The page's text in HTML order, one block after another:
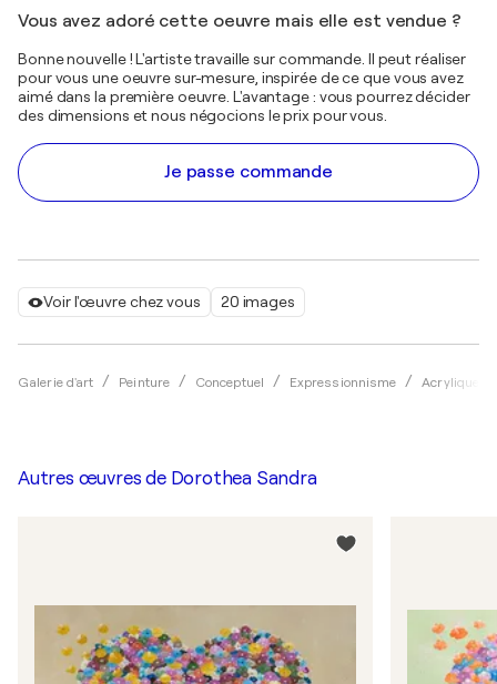
Voir l'œuvre chez vous 20 images
Galerie d'art Peinture Conceptuel Expressionnisme Acrylique
Vous avez adoré cette oeuvre mais elle est vendue ?
Bonne nouvelle ! L'artiste travaille sur commande. Il peut réaliser
pour vous une oeuvre sur-mesure, inspirée de ce que vous avez
aimé dans la première oeuvre. L'avantage : vous pourrez décider
des dimensions et nous négocions le prix pour vous.
Je passe commande
Autres œuvres de Dorothea Sandra